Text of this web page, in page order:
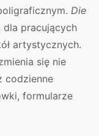
Die
dla pracujących
artystycznych.
się nie
codzienne
formularze